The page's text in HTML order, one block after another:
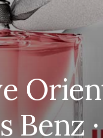
Benz ·